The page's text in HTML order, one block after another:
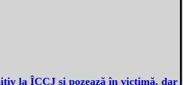
la ÎCCJ și pozează în victimă, dar